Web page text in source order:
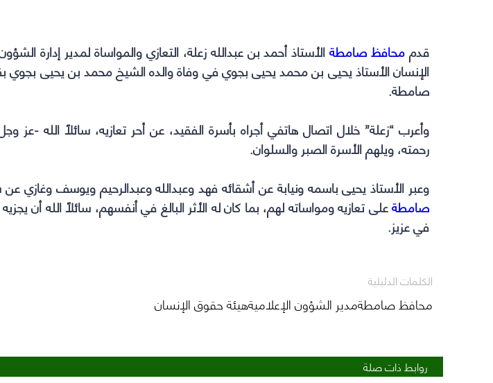
قدممحافظ صامطةالأستاذ أحمد بن عبدالله زعلة، التعازي والمواساة لمدير إدارة
الإنسان الأستاذ يحيى بن محمد يحيى بجوي في وفاة والده الشيخ محمد بن يحيى بجوي
صامطة.
وأعرب “زعلة” خلال اتصال هاتفي أجراه بأسرة الفقيد، عن أحر تعازيه، سائلًا الله -عز
رحمته، ويلهم الأسرة الصبر والسلوان.
وعبر الأستاذ يحيى باسمه ونيابة عن أشقائه فهد وعبدالله وعبدالرحيم ويوسف وغازي
صامطةعلى تعازيه ومواساته لهم، بما كان له الأثر البالغ في أنفسهم، سائلاً الله أن يجزيه
في عزيز.
الكلمات الدليلية
محافظ صامطةمدير الشؤون الإعلاميةهيئة حقوق الإنسان
روابط ذات صلة